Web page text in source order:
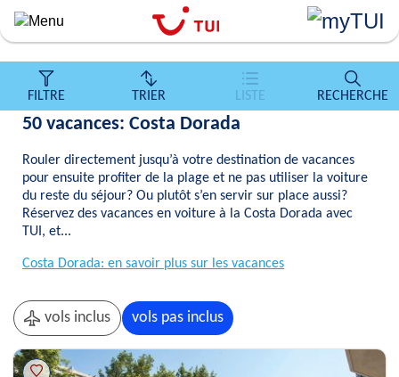
Aller
contenu
principal
FILTRE TRIER LISTE RECHERCHE
50 vacances: Costa Dorada
Rouler directement jusqu’à votre destination de vacances
pour ensuite profiter de la plage et ne pas utiliser la voiture
du reste du séjour? Ou plutôt s’en servir sur place aussi?
Réservez des vacances en voiture à la Costa Dorada avec
TUI, et...
Costa Dorada: en savoir plus sur les vacances
vols inclus vols pas inclus